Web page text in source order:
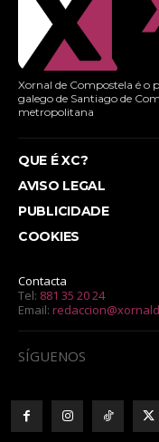
Xornal de Compostela é o
galego de Santiago de
metropolitana
QUE É XC?
AVISO LEGAL
PUBLICIDADE
COOKIES
Contacta
Tel: 881 35 20 24
Email:
SÍGUENOS